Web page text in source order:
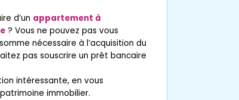
d’un appartement à
? Vous ne pouvez pas vous
nécessaire à l’acquisition du
pas souscrire un prêt bancaire
intéressante, en vous
immobilier.